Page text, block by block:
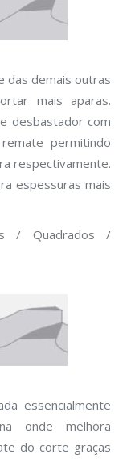
das demais outras
mais aparas.
desbastador com
permitindo
respectivamente.
espessuras mais
/ Quadrados /
essencialmente
onde melhora
do corte graças